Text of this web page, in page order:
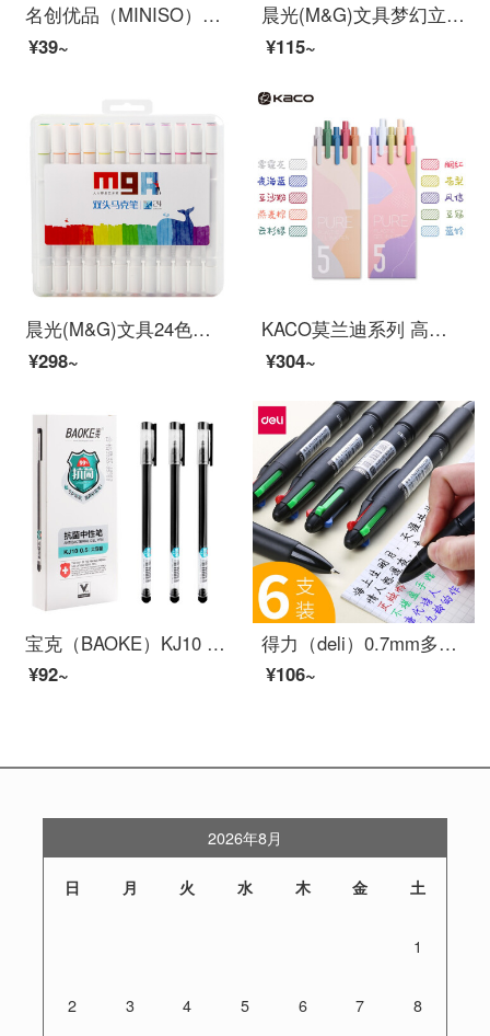
名创优品（MINISO）漫威系列按动中性笔0.5mm黑简约实用中学生日常书写流畅出墨 红色笔夹中性笔0.5mm（黑色）
¥39~
晨光(M&G)文具梦幻立体双线笔 奇幻系列手帐笔 学生荧光标记笔 单支双色双线笔 6支/盒ASPT0802
¥115~
晨光(M&G)文具24色细杆马克笔 学生重点标记记号笔 MGARTS系列儿童涂鸦绘画笔 24支/盒ZPMV0702
¥298~
KACO莫兰迪系列 高级灰彩色标记笔书源学生简约用按动欧式彩芯多色套装中性笔 莫兰迪系列两盒装
¥304~
宝克（BAOKE）KJ10 抑菌全针管0.5mm大容量中性笔 一次性签字笔巨能写水笔 黑色 12支/盒
¥92~
得力（deli）0.7mm多功能4色按动式圆珠笔 原子笔中油笔(黑红蓝绿) 33390/6支装
¥106~
2026年8月
日 月 火 水 木 金 土
1
2 3 4 5 6 7 8